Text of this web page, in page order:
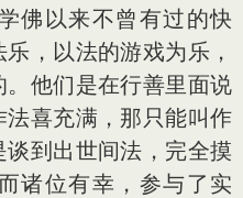
佛以来不曾有过的快
，以法的游戏为乐，
他们是在行善里面说
喜充满，那只能叫作
到出世间法，完全摸
诸位有幸，参与了实